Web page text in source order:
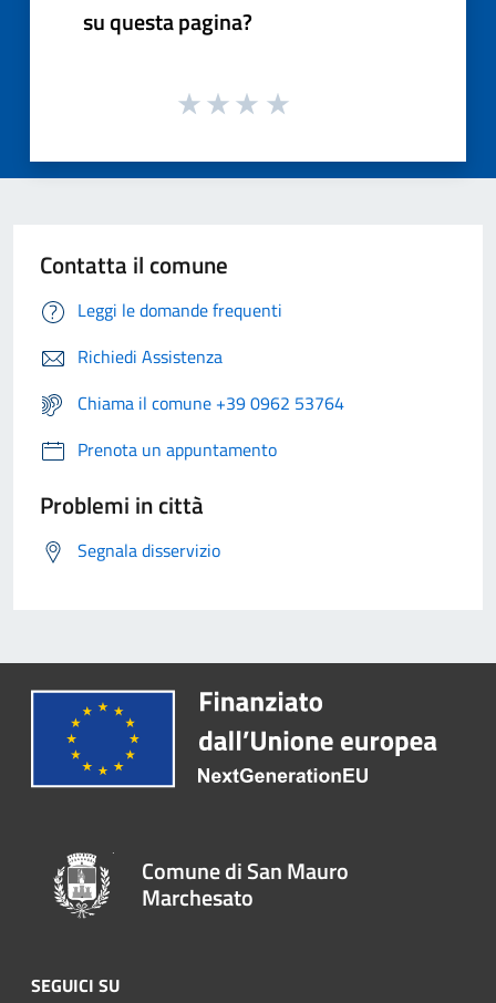
su questa pagina?
Contatta il comune
Leggi le domande frequenti
Richiedi Assistenza
Chiama il comune +39 0962 53764
Prenota un appuntamento
Problemi in città
Segnala disservizio
Comune di San Mauro
Marchesato
SEGUICI SU